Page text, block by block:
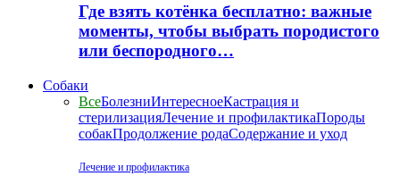
Где взять котёнка бесплатно: важные
моменты, чтобы выбрать породистого
или беспородного…
Собаки
ВсеБолезниИнтересноеКастрация и
стерилизацияЛечение и профилактикаПороды
собакПродолжение родаСодержание и уход
Лечение и профилактика